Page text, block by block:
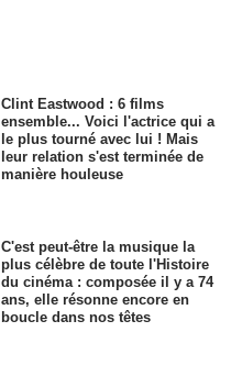
Clint Eastwood : 6 films
ensemble... Voici l'actrice qui a
le plus tourné avec lui ! Mais
leur relation s'est terminée de
manière houleuse
C'est peut-être la musique la
plus célèbre de toute l'Histoire
du cinéma : composée il y a 74
ans, elle résonne encore en
boucle dans nos têtes